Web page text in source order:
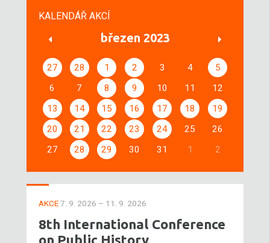
KALENDÁŘ AKCÍ
březen 2023
27 28 1 2 3 4
5
6
7 8 9 10 11
12
13
14 15 16 17 18
19
20
21 22 23 24 25
26
27
28 29 30 31 1 2
AKCE7. 9. 2026 – 11. 9. 2026
8th International Conference
on Public History